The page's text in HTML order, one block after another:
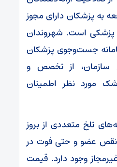
به پزشکان دارای مجوز
پزشکی است. شهروندان
جست‌وجوی پزشکان
از تخصص و
مورد نظر اطمینان
تلخ متعددی از بروز
نقص عضو و حتی فوت در
وجود دارد. قیمت